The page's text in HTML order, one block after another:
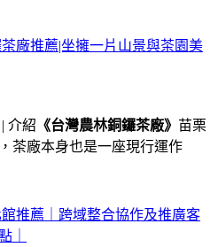
廠推薦|坐擁一片山景與茶園美
介紹 《台灣農林銅鑼茶廠》 苗栗
茶廠本身也是一座現行運作
推薦｜跨域整合協作及推廣客
｜